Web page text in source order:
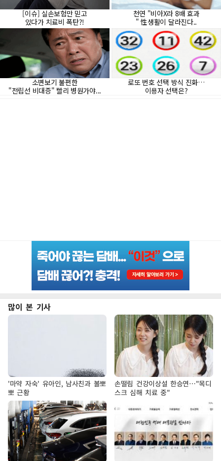
많이 본 기사
'마약 자숙' 유아인, 남사친과 볼뽀
뽀 근황
손떨림 건강이상설 한승연…"목디
스크 심해 치료 중"